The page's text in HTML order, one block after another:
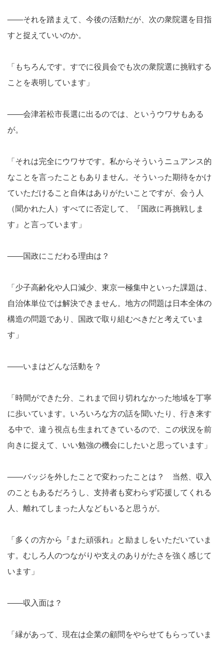
――それを踏まえて、今後の活動だが、次の衆院選を目指
すと捉えていいのか。
「もちろんです。すでに役員会でも次の衆院選に挑戦する
ことを表明しています」
――会津若松市長選に出るのでは、というウワサもある
が。
「それは完全にウワサです。私からそういうニュアンス的
なことを言ったこともありません。そういった期待をかけ
ていただけること自体はありがたいことですが、会う人
（聞かれた人）すべてに否定して、『国政に再挑戦しま
す』と言っています」
――国政にこだわる理由は？
「少子高齢化や人口減少、東京一極集中といった課題は、
自治体単位では解決できません。地方の問題は日本全体の
構造の問題であり、国政で取り組むべきだと考えていま
す」
――いまはどんな活動を？
「時間ができた分、これまで回り切れなかった地域を丁寧
に歩いています。いろいろな方の話を聞いたり、行き来す
る中で、違う視点も生まれてきているので、この状況を前
向きに捉えて、いい勉強の機会にしたいと思っています」
――バッジを外したことで変わったことは？ 当然、収入
のこともあるだろうし、支持者も変わらず応援してくれる
人、離れてしまった人などもいると思うが。
「多くの方から『また頑張れ』と励ましをいただいていま
す。むしろ人のつながりや支えのありがたさを強く感じて
います」
――収入面は？
「縁があって、現在は企業の顧問をやらせてもらっていま